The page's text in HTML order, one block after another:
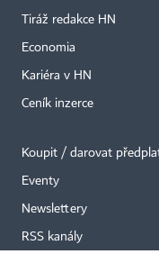
Tiráž redakce HN
Economia
Kariéra v HN
Ceník inzerce
Koupit / darovat
Eventy
Newslettery
RSS kanály